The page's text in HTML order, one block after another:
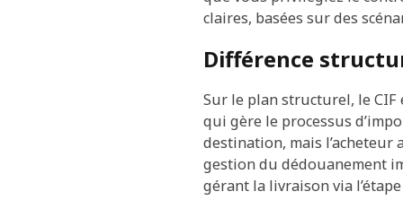
claires, basées sur des
Différence
Sur le plan structurel, le
qui gère le processus
destination, mais
gestion du dédouanement
gérant la livraison via